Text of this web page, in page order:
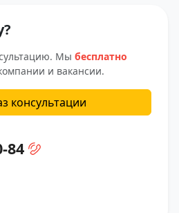
Мы бесплатно
и вакансии.
консультации
84